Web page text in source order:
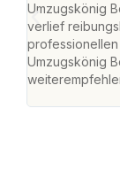
Umzugskönig
verlief
professionellen
Umzugskönig